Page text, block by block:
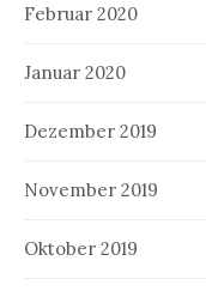
Februar 2020
Januar 2020
Dezember 2019
November 2019
Oktober 2019